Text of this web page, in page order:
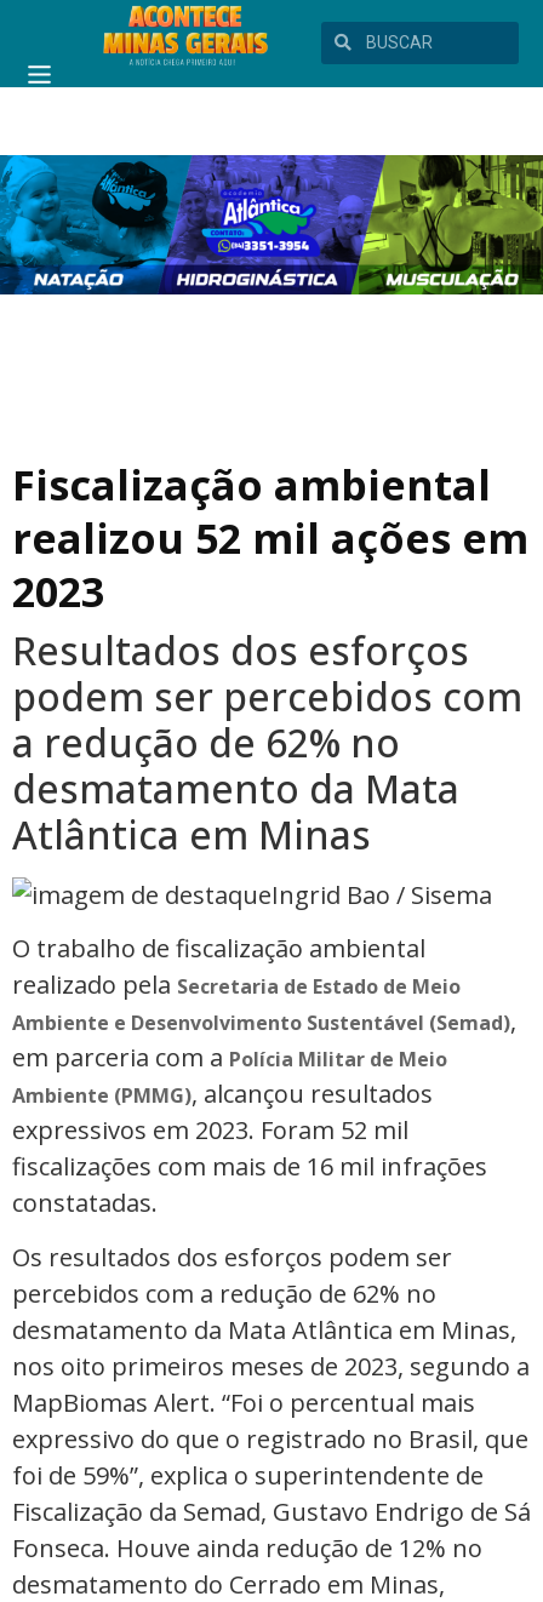
Fiscalização ambiental
realizou 52 mil ações em
2023
Resultados dos esforços
podem ser percebidos com
a redução de 62% no
desmatamento da Mata
Atlântica em Minas
Ingrid Bao / Sisema
O trabalho de fiscalização ambiental
realizado pela Secretaria de Estado de Meio
Ambiente e Desenvolvimento Sustentável (Semad),
em parceria com a Polícia Militar de Meio
Ambiente (PMMG), alcançou resultados
expressivos em 2023. Foram 52 mil
fiscalizações com mais de 16 mil infrações
constatadas.
Os resultados dos esforços podem ser
percebidos com a redução de 62% no
desmatamento da Mata Atlântica em Minas,
nos oito primeiros meses de 2023, segundo a
MapBiomas Alert. “Foi o percentual mais
expressivo do que o registrado no Brasil, que
foi de 59%”, explica o superintendente de
Fiscalização da Semad, Gustavo Endrigo de Sá
Fonseca. Houve ainda redução de 12% no
desmatamento do Cerrado em Minas,